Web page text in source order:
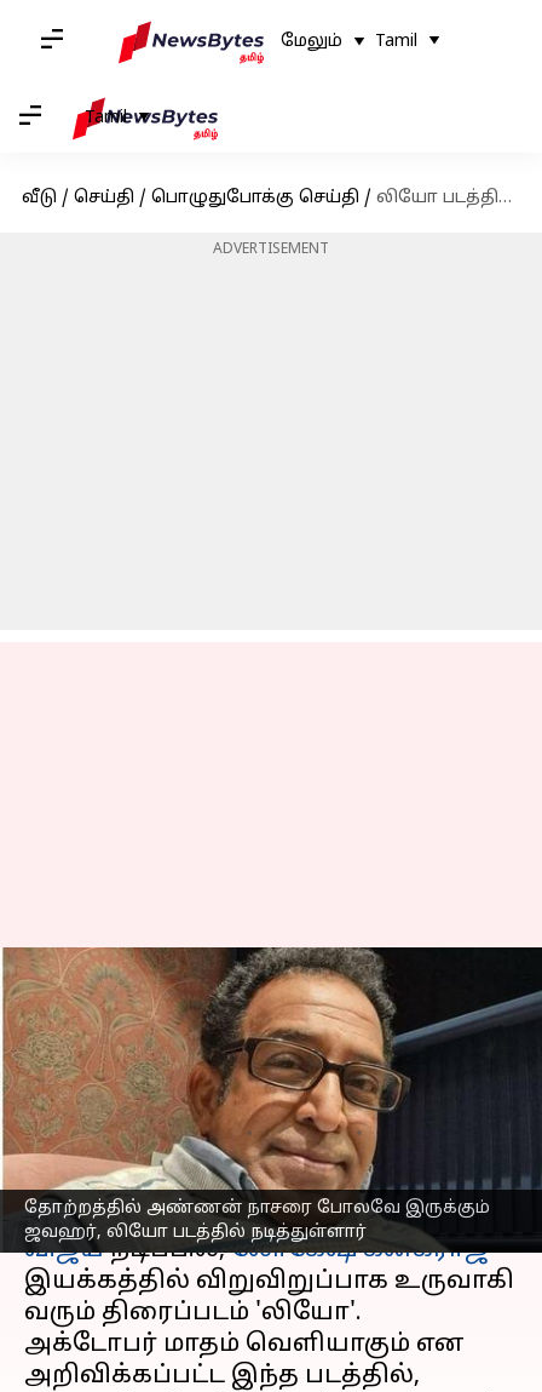
மேலும் Tamil
Tamil
வீடு / செய்தி / பொழுதுபோக்கு செய்தி / லியோ படத்தில், நாசரின் சகோதரர் நடிக்கிறார்; இணையத்தில் கசிந்த புதுத்தகவல்
ADVERTISEMENT
தோற்றத்தில் அண்ணன் நாசரை போலவே இருக்கும்
ஜவஹர், லியோ படத்தில் நடித்துள்ளார்
லியோ படத்தில், நாசரின்
சகோதரர் நடிக்கிறார்;
இணையத்தில் கசிந்த
புதுத்தகவல்
எழுதியவர் Venkatalakshmi V May 29, 2023 04:39 pm
செய்தி முன்னோட்டம்
விஜய்நடிப்பில்,லோகேஷ் கனகராஜ்
இயக்கத்தில் விறுவிறுப்பாக உருவாகி
வரும் திரைப்படம் 'லியோ'.
அக்டோபர் மாதம் வெளியாகும் என
அறிவிக்கப்பட்ட இந்த படத்தில்,